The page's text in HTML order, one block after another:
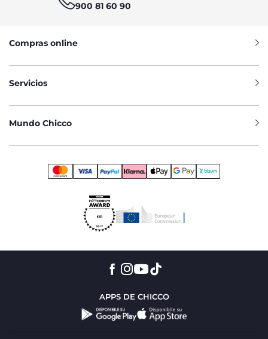
900 81 60 90
Compras online
Servicios
Mundo Chicco
APPS DE CHICCO